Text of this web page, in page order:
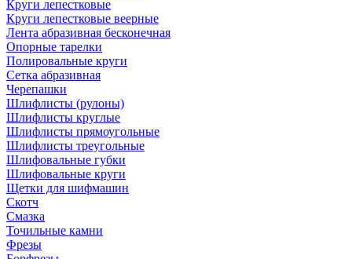
Круги лепестковые
Круги лепестковые веерные
Лента абразивная бесконечная
Опорные тарелки
Полировальные круги
Сетка абразивная
Черепашки
Шлифлисты (рулоны)
Шлифлисты круглые
Шлифлисты прямоугольные
Шлифлисты треугольные
Шлифовальные губки
Шлифовальные круги
Щетки для шифмашин
Скотч
Смазка
Точильные камни
Фрезы